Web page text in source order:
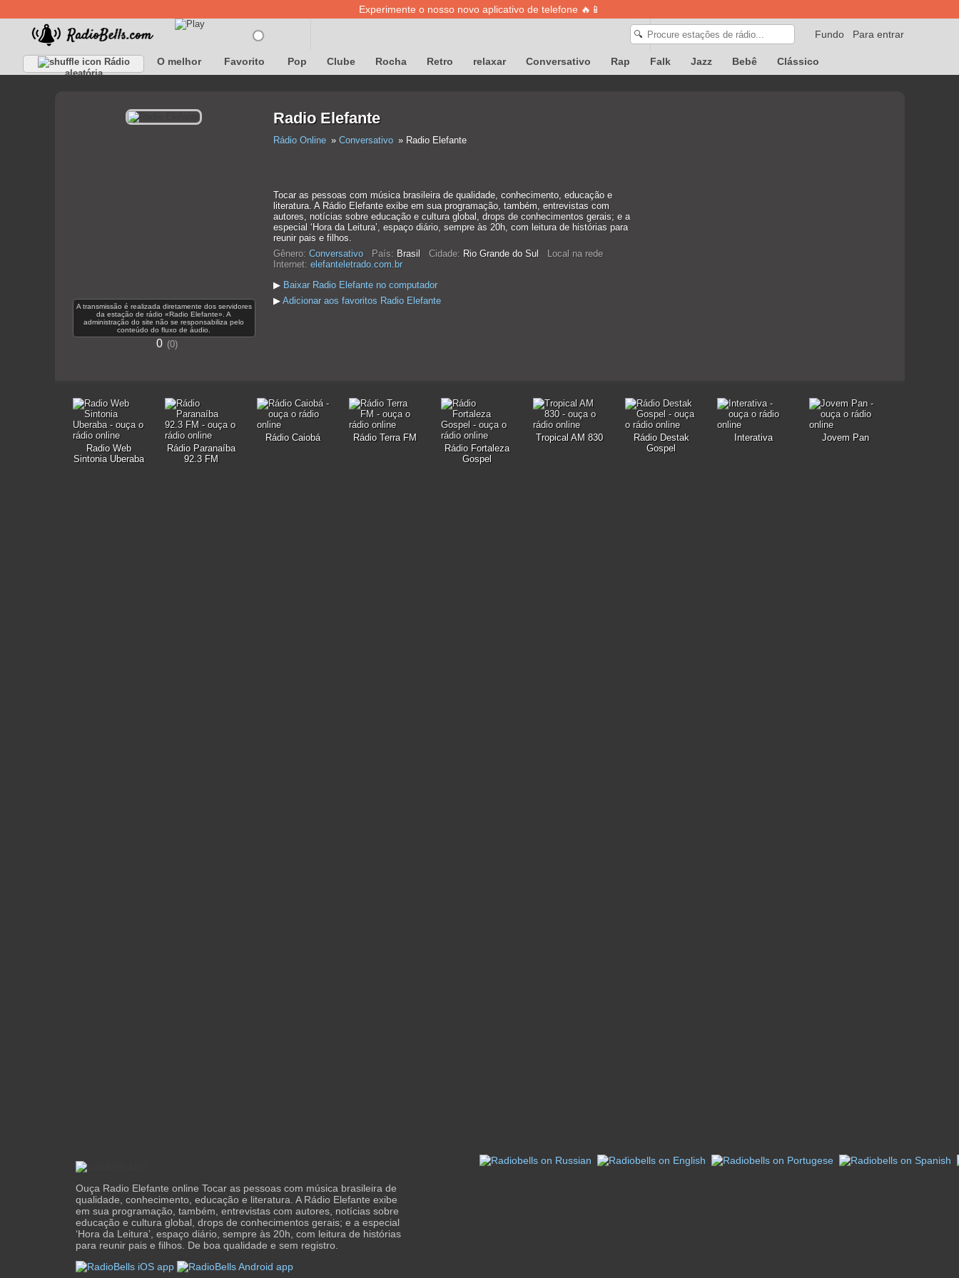
Experimente o nosso novo aplicativo de telefone 🔥📱
Para entrar
Fundo
🔍
Rádio
aleatória
O melhor Favorito Pop Clube Rocha Retro relaxar Conversativo Rap Falk Jazz Bebê Clássico
A transmissão é realizada diretamente dos servidores
da estação de rádio «Radio Elefante». A
administração do site não se responsabiliza pelo
conteúdo do fluxo de áudio.
0 0
Radio Elefante
Rádio Online Conversativo Radio Elefante
Tocar as pessoas com música brasileira de qualidade, conhecimento, educação e
literatura. A Rádio Elefante exibe em sua programação, também, entrevistas com
autores, notícias sobre educação e cultura global, drops de conhecimentos gerais; e a
especial ‘Hora da Leitura’, espaço diário, sempre às 20h, com leitura de histórias para
reunir pais e filhos.
Gênero: Conversativo País: Brasil Cidade: Rio Grande do Sul
Local na rede
Internet: elefanteletrado.com.br
▶ Baixar Radio Elefante no computador
▶ Adicionar aos favoritos Radio Elefante
Radio Web
Sintonia Uberaba
Rádio Paranaíba
92.3 FM
Rádio Caiobá
Rádio Terra FM
Rádio Fortaleza
Gospel
Tropical AM 830
Rádio Destak
Gospel
Interativa Jovem Pan
Ouça Radio Elefante online Tocar as pessoas com música brasileira de
qualidade, conhecimento, educação e literatura. A Rádio Elefante exibe
em sua programação, também, entrevistas com autores, notícias sobre
educação e cultura global, drops de conhecimentos gerais; e a especial
‘Hora da Leitura’, espaço diário, sempre às 20h, com leitura de histórias
para reunir pais e filhos. De boa qualidade e sem registro.